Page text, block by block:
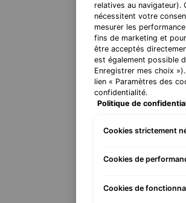
relatives au navigateur).
nécessitent votre
mesurer les
fins de marketing et
être acceptés
est également possible
Enregistrer mes choix
lien « Paramètres des
confidentialité.
Politique de
Cookies strictement
Cookies de
Cookies de